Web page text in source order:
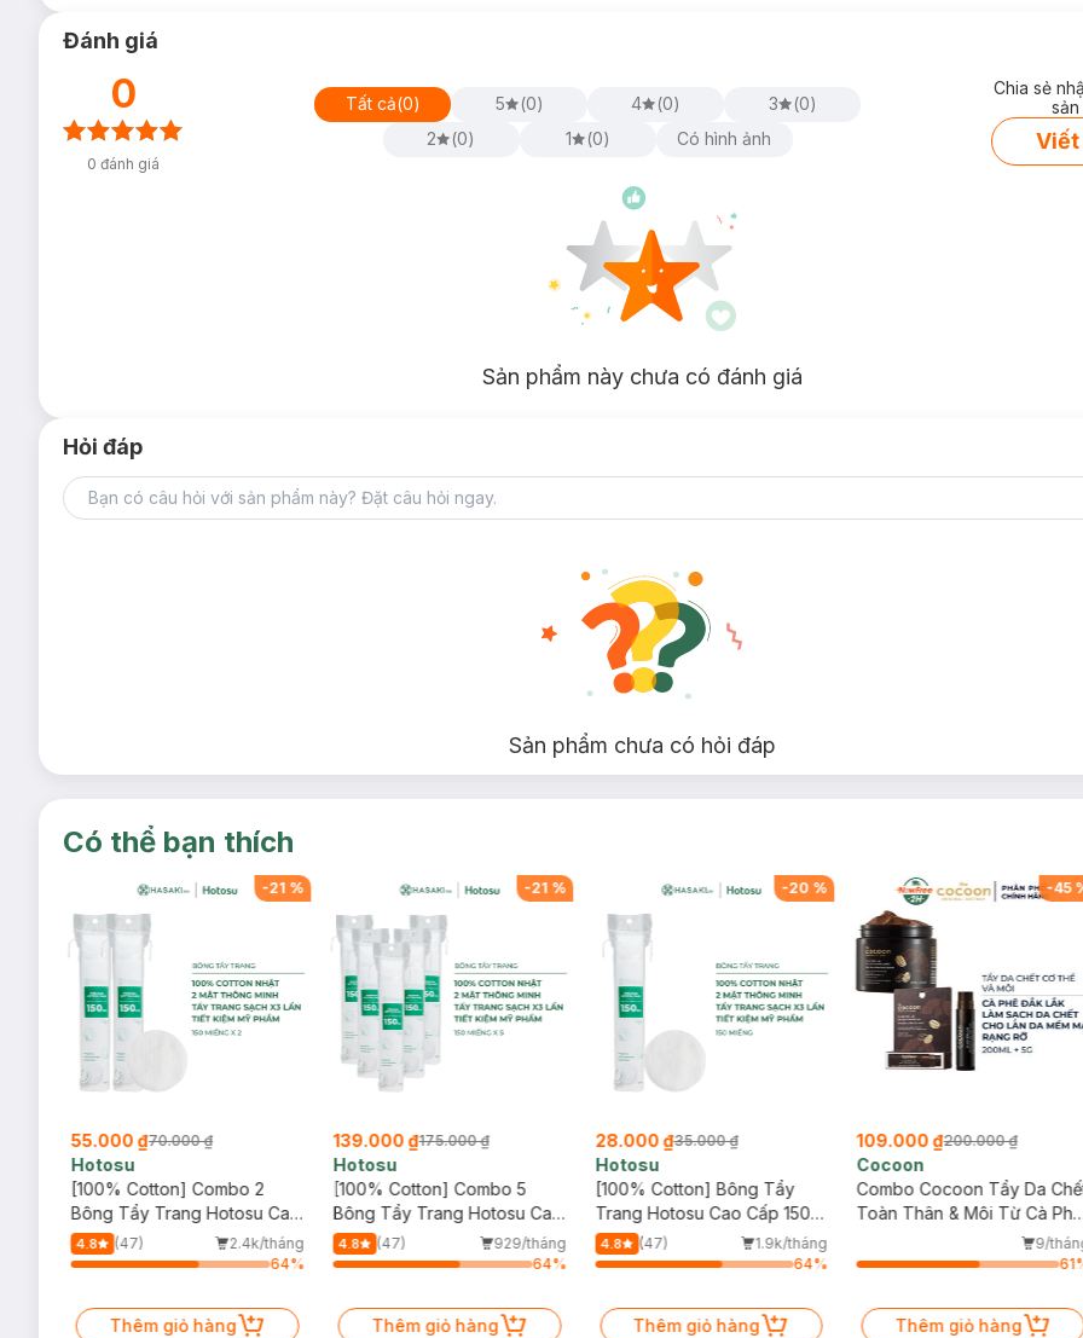
Đánh giá
0
0 đánh giá
Tất cả(0) 5 (0) 4 (0) 3 (0)
2
(0) 1 (0) Có hình ảnh
Chia sẻ
Viết
Sản phẩm này chưa có đánh giá
Hỏi đáp
Sản phẩm chưa có hỏi đáp
Có thể bạn thích
-21 %
55.000 ₫70.000 ₫
Hotosu
[100% Cotton] Combo 2
Bông Tẩy Trang Hotosu Cao
Cấp 150 Miếng
4.8 (47)
2.4k/tháng
64%
Thêm giỏ hàng
-21 %
139.000 ₫175.000 ₫
Hotosu
[100% Cotton] Combo 5
Bông Tẩy Trang Hotosu Cao
Cấp 150 Miếng
4.8 (47)
929/tháng
64%
Thêm giỏ hàng
-20 %
28.000 ₫35.000 ₫
Hotosu
[100% Cotton] Bông Tẩy
Trang Hotosu Cao Cấp 150
Miếng
4.8 (47)
1.9k/tháng
64%
Thêm giỏ hàng
-45
109.000 ₫200.000 ₫
Cocoon
Combo Cocoon Tẩy Da
Toàn Thân & Môi Từ Cà Phê
9/
61
Thêm giỏ hàng